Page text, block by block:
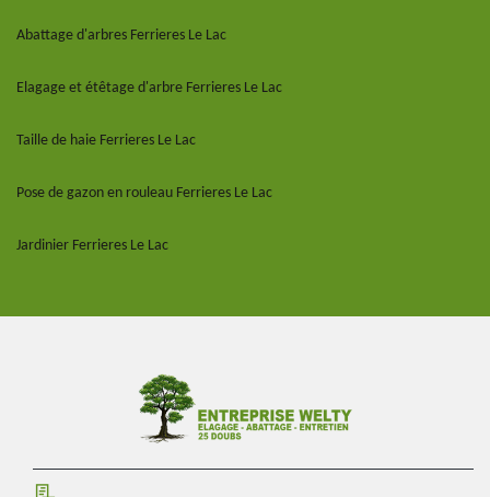
Abattage d'arbres Ferrieres Le Lac
Elagage et étêtage d'arbre Ferrieres Le Lac
Taille de haie Ferrieres Le Lac
Pose de gazon en rouleau Ferrieres Le Lac
Jardinier Ferrieres Le Lac